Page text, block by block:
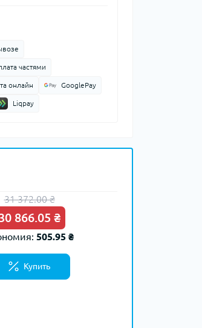
частями
онлайн GooglePay
Liqpay
31 372.00 ₴
866.05 ₴
505.95 ₴
Купить